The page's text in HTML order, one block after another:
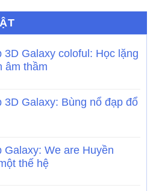
3D Galaxy coloful: Học lặng
âm thầm
3D Galaxy: Bùng nổ đạp đổ
Galaxy: We are Huyền
thế hệ